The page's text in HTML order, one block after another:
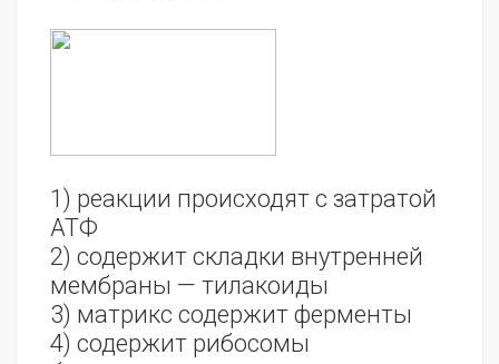
1) реакции происходят с затратой
АТФ
2) содержит складки внутренней
мембраны — тилакоиды
3) матрикс содержит ферменты
4) содержит рибосомы